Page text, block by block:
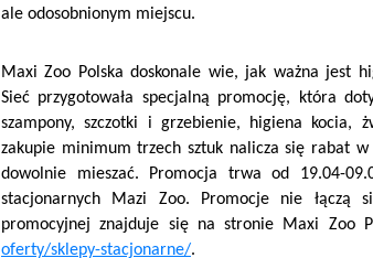
ale odosobnionym miejscu.
Maxi Zoo Polska doskonale wie, jak ważna jest
Sieć przygotowała specjalną promocję, która
szampony, szczotki i grzebienie, higiena kocia,
zakupie minimum trzech sztuk nalicza się rabat
dowolnie mieszać. Promocja trwa od 19.04-
stacjonarnych Mazi Zoo. Promocje nie
promocyjnej znajduje się na stronie Maxi Zoo
oferty/sklepy-stacjonarne/.